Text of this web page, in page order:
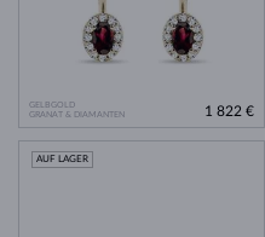
GELBGOLD
GRANAT & DIAMANTEN
1 822 €
AUF LAGER